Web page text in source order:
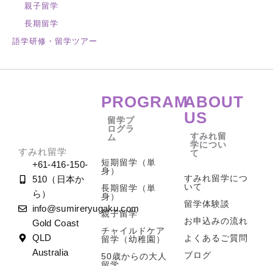
親子留学
長期留学
語学研修・留学ツアー
すみれ留学
+61-416-150-
510（日本か
ら）
info@sumireryugaku.com
Gold Coast
QLD
Australia
PROGRAM
留学プ
ログラ
ム
短期留学（単
身）
長期留学（単
身）
親子留学
チャイルドケア
留学（幼稚園）
50歳からの大人
ABOUT
US
すみれ留
学につい
て
すみれ留学につ
いて
留学体験談
お申込みの流れ
よくあるご質問
ブログ